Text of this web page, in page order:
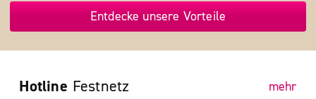
Entdecke unsere Vorteile
Hotline Festnetz mehr